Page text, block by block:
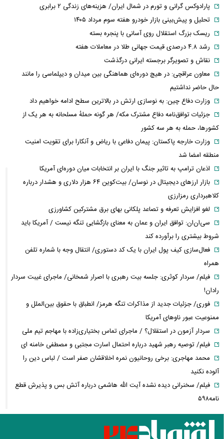
پارادوکس گرانی و تورم در شمال ایران/ هزینه‌های زندگی ۲ برابری
تحلیل و پیش‌بینی بازار خودرو هفته سوم مرداد ۱۴۰۵
ریسک بزرگ استقلال روی آسانی با پنجره بسته
رشد ۴.۸ درصدی قیمت جهانی طلا در معاملات هفته
نقاش و تصویرگر برجسته ایرانی درگذشت
معاون عراقچی: در هیچ دوره‌ای هماهنگی بین میدان و دیپلماسی را مانند
حال حاضر نداشتیم
وزارت دفاع چین: به نوسازی ارتش در بالاترین سطح ادامه خواهیم داد
جزئیات توافق‌نامه دفاع مشترک مکه/ هر گونه حملهٔ مسلحانه به هر یک از
کشورها، حمله به هر سه کشور
وزارت خارجه پاکستان: پیمان دفاعی با ریاض و آنکارا برای تقویت امنیت
منطقه امضا شد
اذعان ترامپ به تاثیر جنگ با ایران بر انتخابات میان دوره‌ای آمریکا
بازار ارزهای دیجیتال در نوسان/ بیت‌کوین ۶۴ هزار دلاری و هشدار درباره
کلاهبرداری رمزارزی
لغو افزایش تعرفه و تصاعد پلکانی بهای برق مشترکین کشاورزی
سی‌ان‌ان: توافق ایران و عمان به معنای بازگشایی تنگه نیست / آمریکا باید
شروط بیشتری را برآورده کند
فعال‌سازی کیف پول ایران با یک کد دستوری/ انتقال وجه با شماره تلفن
همراه
فیلم/ سردار کوثری: جلسه بیت رهبری با اصرار شمخانی/ ماجرای غیبت سردار
رادان!
فوری/ جزئیات جدید از مذاکرات تنگه هرمز/ انطباق با حقوق بین‌الملل و
ممنوعیت عبور ناوهای آمریکا
سردار آزمون در استقلال؟ / ماجرای تماس بختیاری‌زاده با مهاجم تیم ملی
فیلم/ توصیه رهبر شهید درباره احتمال اسارت مجتبی و مصطفی خامنه ای
محمد مهاجری: برخی روحانیون نمره اخلاقشان صفر است / لباس دین را
آلوده نکنید
فیلم/ سخنرانی دیده نشده آیت الله هاشمی درباره آتش بس و پذیرش قطع
نامه۵۹۸
کمبود دارو؛ از قفسه‌های خالی تا دلالان و بازار سیاه/ داروی چندصد هزار
تومانی، چند میلیونی فروخته می‌شود